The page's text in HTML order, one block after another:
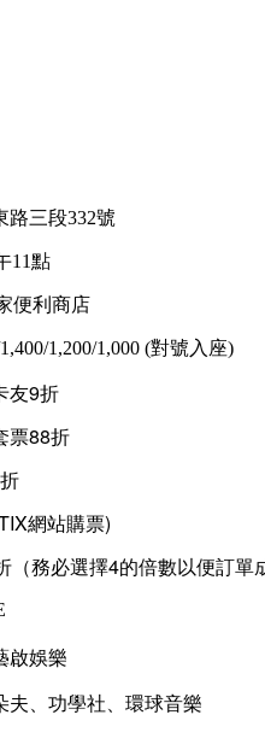
路三段332號
11點
便利商店
1,200/1,000 (對號入座)
友9折
88折
站購票)
選擇4的倍數以便訂單
啟娛樂
夫、功學社、環球音樂